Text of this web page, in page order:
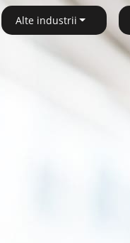
Alte industrii